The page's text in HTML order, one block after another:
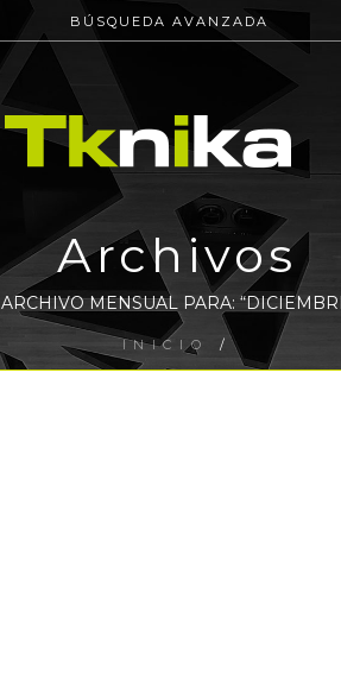
BÚSQUEDA AVANZADA
Archivos
ARCHIVO MENSUAL PARA:
INICIO /